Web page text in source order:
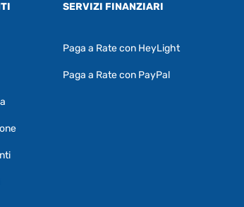
SERVIZI FINANZIARI
Paga a Rate con HeyLight
Paga a Rate con PayPal
RF Assist
informazioni generali o
su certi prodotti.